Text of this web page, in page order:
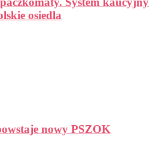
osiedla
nowy PSZOK